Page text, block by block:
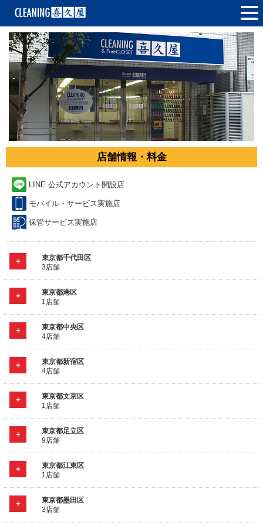
店舗情報・料金
LINE 公式アカウント開設店
モバイル・サービス実施店
保管サービス実施店
東京都千代田区
3店舗
東京都港区
1店舗
東京都中央区
4店舗
東京都新宿区
4店舗
東京都文京区
1店舗
東京都足立区
9店舗
東京都江東区
1店舗
東京都墨田区
3店舗